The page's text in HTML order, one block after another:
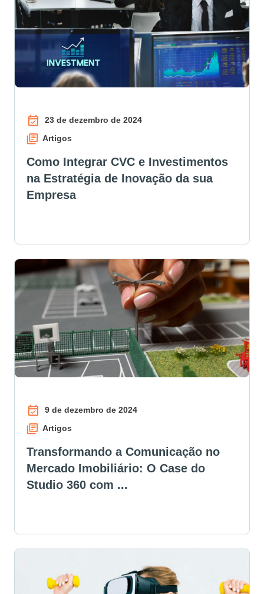
23 de dezembro de 2024
Artigos
Como Integrar CVC e Investimentos
na Estratégia de Inovação da sua
Empresa
9 de dezembro de 2024
Artigos
Transformando a Comunicação no
Mercado Imobiliário: O Case do
Studio 360 com ...